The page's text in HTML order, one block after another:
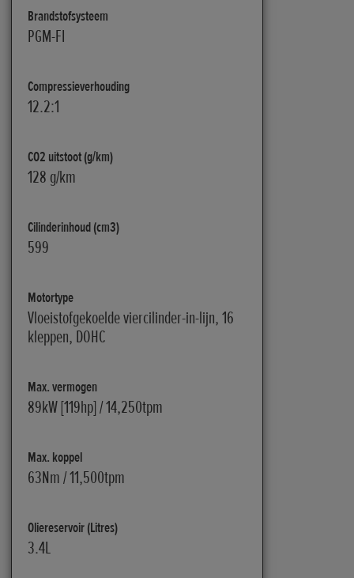
Brandstofsysteem
PGM-FI
Compressieverhouding
12.2:1
CO2 uitstoot (g/km)
128 g/km
Cilinderinhoud (cm3)
599
Motortype
Vloeistofgekoelde viercilinder-in-lijn, 16
kleppen, DOHC
Max. vermogen
89kW [119hp] / 14,250tpm
Max. koppel
63Nm / 11,500tpm
Oliereservoir (Litres)
3.4L